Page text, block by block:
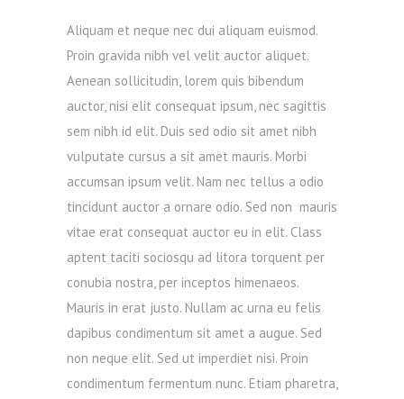
Aliquam et neque nec dui aliquam euismod.
Proin gravida nibh vel velit auctor aliquet.
Aenean sollicitudin, lorem quis bibendum
auctor, nisi elit consequat ipsum, nec sagittis
sem nibh id elit. Duis sed odio sit amet nibh
vulputate cursus a sit amet mauris. Morbi
accumsan ipsum velit. Nam nec tellus a odio
tincidunt auctor a ornare odio. Sed non mauris
vitae erat consequat auctor eu in elit. Class
aptent taciti sociosqu ad litora torquent per
conubia nostra, per inceptos himenaeos.
Mauris in erat justo. Nullam ac urna eu felis
dapibus condimentum sit amet a augue. Sed
non neque elit. Sed ut imperdiet nisi. Proin
condimentum fermentum nunc. Etiam pharetra,